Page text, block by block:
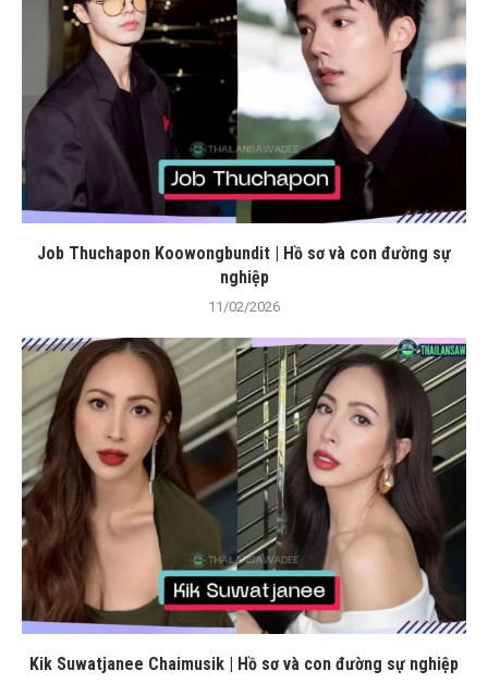
Job Thuchapon Koowongbundit | Hồ sơ và con đường sự
nghiệp
11/02/2026
Kik Suwatjanee Chaimusik | Hồ sơ và con đường sự nghiệp